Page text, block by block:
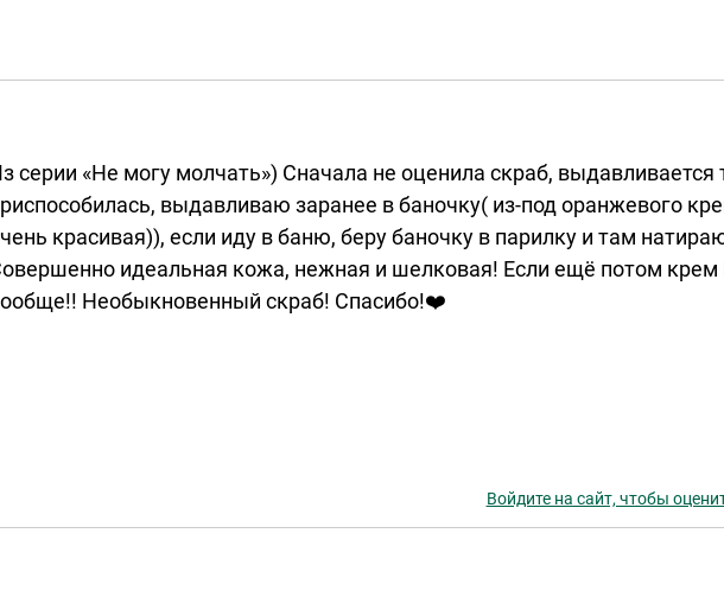
серии «Не могу молчать») Сначала не оценила скраб,
выдавливаю заранее в баночку( из-под оранжевого
красивая)), если иду в баню, беру баночку в парилку и там
идеальная кожа, нежная и шелковая! Если ещё потом крем
Необыкновенный скраб! Спасибо!❤️
Войдите на сайт, чтобы